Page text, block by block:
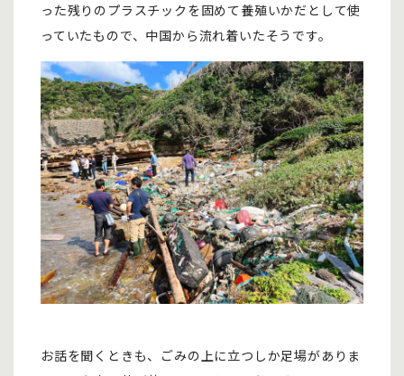
った残りのプラスチックを固めて養殖いかだとして使
っていたもので、中国から流れ着いたそうです。
お話を聞くときも、ごみの上に立つしか足場がありま